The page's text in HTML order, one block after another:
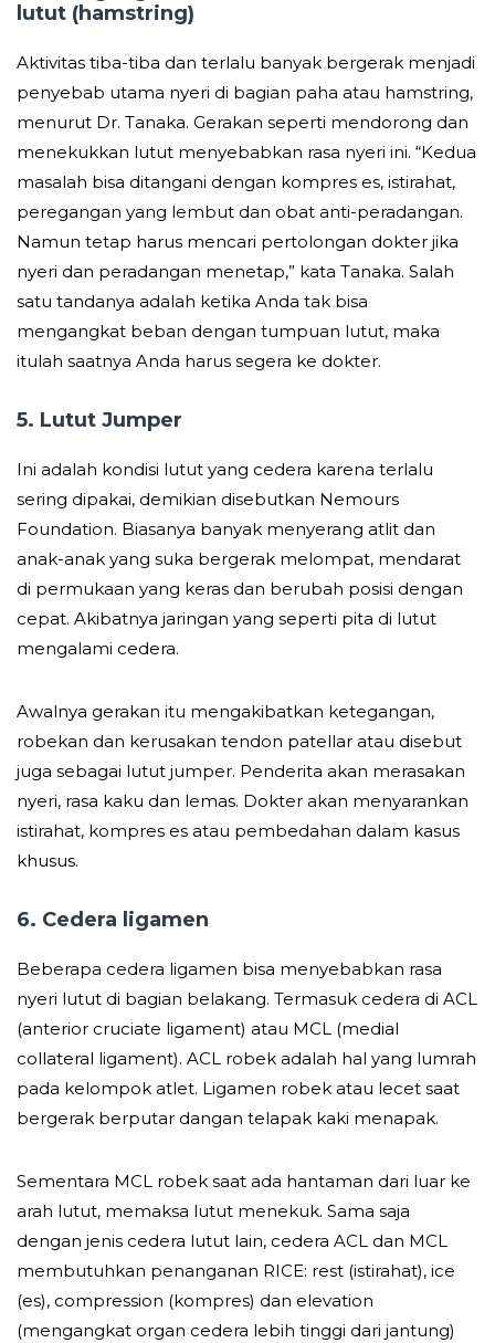
lutut (hamstring)
Aktivitas tiba-tiba dan terlalu banyak bergerak menjadi
penyebab utama nyeri di bagian paha atau hamstring,
menurut Dr. Tanaka. Gerakan seperti mendorong dan
menekukkan lutut menyebabkan rasa nyeri ini. “Kedua
masalah bisa ditangani dengan kompres es, istirahat,
peregangan yang lembut dan obat anti-peradangan.
Namun tetap harus mencari pertolongan dokter jika
nyeri dan peradangan menetap,” kata Tanaka. Salah
satu tandanya adalah ketika Anda tak bisa
mengangkat beban dengan tumpuan lutut, maka
itulah saatnya Anda harus segera ke dokter.
5. Lutut Jumper
Ini adalah kondisi lutut yang cedera karena terlalu
sering dipakai, demikian disebutkan Nemours
Foundation. Biasanya banyak menyerang atlit dan
anak-anak yang suka bergerak melompat, mendarat
di permukaan yang keras dan berubah posisi dengan
cepat. Akibatnya jaringan yang seperti pita di lutut
mengalami cedera.
Awalnya gerakan itu mengakibatkan ketegangan,
robekan dan kerusakan tendon patellar atau disebut
juga sebagai lutut jumper. Penderita akan merasakan
nyeri, rasa kaku dan lemas. Dokter akan menyarankan
istirahat, kompres es atau pembedahan dalam kasus
khusus.
6. Cedera ligamen
Beberapa cedera ligamen bisa menyebabkan rasa
nyeri lutut di bagian belakang. Termasuk cedera di ACL
(anterior cruciate ligament) atau MCL (medial
collateral ligament). ACL robek adalah hal yang lumrah
pada kelompok atlet. Ligamen robek atau lecet saat
bergerak berputar dangan telapak kaki menapak.
Sementara MCL robek saat ada hantaman dari luar ke
arah lutut, memaksa lutut menekuk. Sama saja
dengan jenis cedera lutut lain, cedera ACL dan MCL
membutuhkan penanganan RICE: rest (istirahat), ice
(es), compression (kompres) dan elevation
(mengangkat organ cedera lebih tinggi dari jantung)